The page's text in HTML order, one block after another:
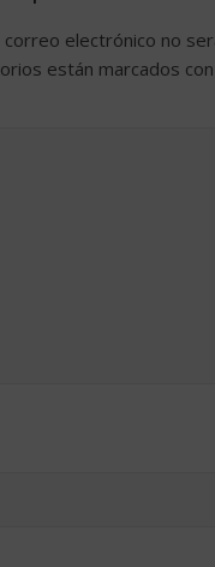
electrónico no
están marcados con